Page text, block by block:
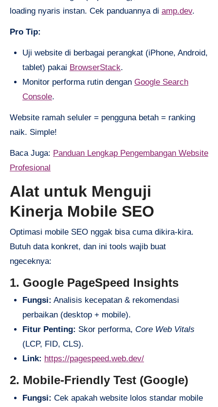
loading nyaris instan. Cek panduannya di amp.dev.
Pro Tip:
Uji website di berbagai perangkat (iPhone, Android,
tablet) pakai BrowserStack.
Monitor performa rutin dengan Google Search
Console.
Website ramah seluler = pengguna betah = ranking
naik. Simple!
Baca Juga: Panduan Lengkap Pengembangan Website
Profesional
Alat untuk Menguji
Kinerja Mobile SEO
Optimasi mobile SEO nggak bisa cuma dikira-kira.
Butuh data konkret, dan ini tools wajib buat
ngeceknya:
1. Google PageSpeed Insights
Fungsi: Analisis kecepatan & rekomendasi
perbaikan (desktop + mobile).
Fitur Penting: Skor performa, Core Web Vitals
(LCP, FID, CLS).
Link: https://pagespeed.web.dev/
2. Mobile-Friendly Test (Google)
Fungsi: Cek apakah website lolos standar mobile